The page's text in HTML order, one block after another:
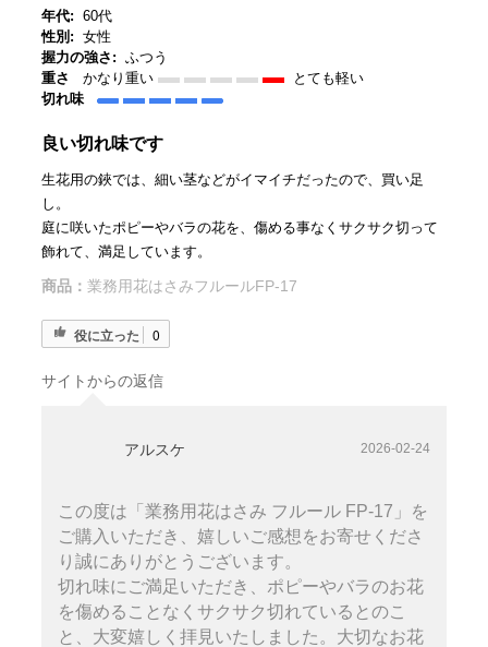
年代: 60代
性別: 女性
握力の強さ: ふつう
重さ
かなり重い
とても軽い
切れ味
良い切れ味です
生花用の鋏では、細い茎などがイマイチだったので、買い足
し。
庭に咲いたポピーやバラの花を、傷める事なくサクサク切って
飾れて、満足しています。
商品： 業務用花はさみフルールFP-17
役に立った 0
サイトからの返信
アルスケ 2026-02-24
この度は「業務用花はさみ フルール FP-17」を
ご購入いただき、嬉しいご感想をお寄せくださ
り誠にありがとうございます。
切れ味にご満足いただき、ポピーやバラのお花
を傷めることなくサクサク切れているとのこ
と、大変嬉しく拝見いたしました。大切なお花